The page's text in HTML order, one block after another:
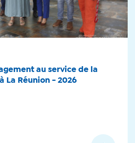
au service de la
La Réunion - 2026